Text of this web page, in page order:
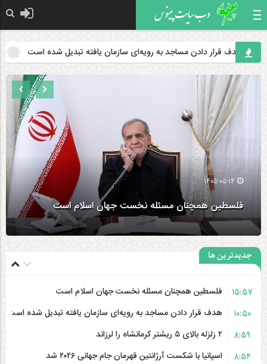
دادن مساجد به رویه‌ای سازمان‌ یافته تبدیل شده است ۲ زلزله‌ بالای ۵ ریشتر کرمانشاه را لرزاند
۱۴۰۵-۰۵-۰۴
هدف قرار دادن مساجد به رویه‌ای سازمان‌ یافته تبدیل
شده است
جدیدترین ها
فلسطین همچنان مسئله نخست جهان اسلام است 15:57
هدف قرار دادن مساجد به رویه‌ای سازمان‌ یافته تبدیل شده است 10:50
۲ زلزله‌ بالای ۵ ریشتر کرمانشاه را لرزاند 8:59
اسپانیا با شکست آرژانتین قهرمان جام جهانی ۲۰۲۶ شد 8:54